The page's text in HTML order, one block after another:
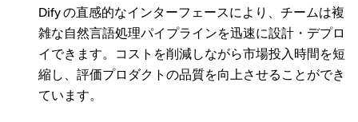
Dify の直感的なインターフェースにより、チームは複
雑な自然言語処理パイプラインを迅速に設計・デプロ
イできます。コストを削減しながら市場投入時間を短
縮し、評価プロダクトの品質を向上させることができ
ています。